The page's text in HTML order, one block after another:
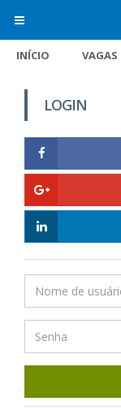
INÍCIO VAGAS
LOGIN